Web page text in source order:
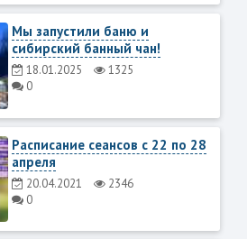
Мы запустили баню и
сибирский банный чан!
18.01.2025
1325
0
Расписание сеансов с 22 по 28
апреля
20.04.2021
2346
0